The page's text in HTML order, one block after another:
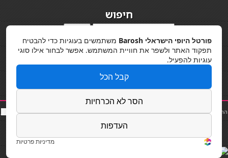
חיפוש
מדיניות פרטיות
החלקות שיער|תאורה לבית|פאות ותוספות שיער|נייל סטודיו|תוספות שיער|שף פרטי|כ
סאות
Designed byBarosh 2020
פורטל היופי הישראלי Barosh
משתמשים בעוגיות כדי להבטיח
תפקוד האתר ולשפר את חוויית המשתמש. אפשר לבחור אילו סוגי
עוגיות להפעיל.
קבל הכל
הסר לא הכרחיות
העדפות
מדיניות פרטיות